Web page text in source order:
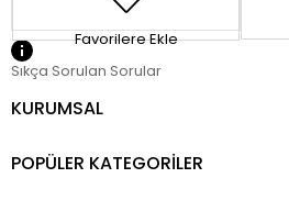
Favorilere Ekle
Sıkça Sorulan Sorular
KURUMSAL
POPÜLER KATEGORİLER